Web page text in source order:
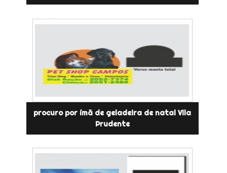
procuro por ímã de geladeira de natal Vila
Prudente